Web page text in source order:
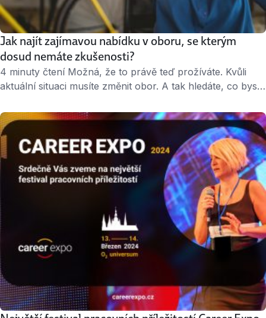
Jak najít zajímavou nabídku v oboru, se kterým
dosud nemáte zkušenosti?
4 minuty čtení Možná, že to právě teď prožíváte. Kvůli
aktuální situaci musíte změnit obor. A tak hledáte, co byste
hodně, pozice mají různé názvy, možná se v tom trochu
ztrácíte. Pokud je tohle i váš případ, zjistěte, jak pro sebe
najít tu správnou nabídku. Prozkoumejte …